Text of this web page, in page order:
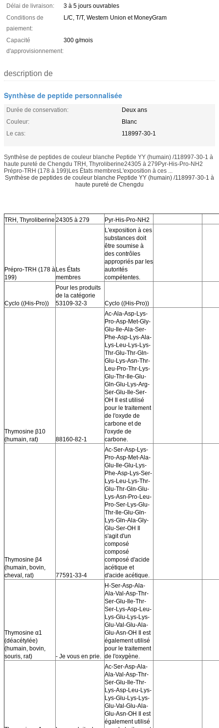
Délai de livraison:
3 à 5 jours ouvrables
Conditions de
paiement:
L/C, T/T, Western Union et MoneyGram
Capacité
d'approvisionnement:
300 g/mois
description de
Synthèse de peptide personnalisée
Durée de conservation:
Deux ans
Couleur:
Blanc
Le cas:
118997-30-1
Synthèse de peptides de couleur blanche Peptide YY (humain) /118997-30-1 à
haute pureté de Chengdu TRH, Thyroliberine24305 à 279Pyr-His-Pro-NH2
Prépro-TRH (178 à 199)Les États membresL'exposition à ces ...
Synthèse de peptides de couleur blanche Peptide YY (humain) /118997-30-1 à
haute pureté de Chengdu
TRH, Thyroliberine 24305 à 279 Pyr-His-Pro-NH2
Prépro-TRH (178 à
199)
Les États
membres
L'exposition à ces
substances doit
être soumise à
des contrôles
appropriés par les
autorités
compétentes.
Cyclo ((His-Pro))
Pour les produits
de la catégorie
53109-32-3
Cyclo ((His-Pro))
Thymosine β10
(humain, rat)
88160-82-1
Ac-Ala-Asp-Lys-
Pro-Asp-Met-Gly-
Glu-Ile-Ala-Ser-
Phe-Asp-Lys-Ala-
Lys-Leu-Lys-Lys-
Thr-Glu-Thr-Gln-
Glu-Lys-Asn-Thr-
Leu-Pro-Thr-Lys-
Glu-Thr-Ile-Glu-
Gln-Glu-Lys-Arg-
Ser-Glu-Ile-Ser-
OH Il est utilisé
pour le traitement
de l'oxyde de
carbone et de
l'oxyde de
carbone.
Thymosine β4
(humain, bovin,
cheval, rat)
77591-33-4
Ac-Ser-Asp-Lys-
Pro-Asp-Met-Ala-
Glu-Ile-Glu-Lys-
Phe-Asp-Lys-Ser-
Lys-Leu-Lys-Thr-
Glu-Thr-Gln-Glu-
Lys-Asn-Pro-Leu-
Pro-Ser-Lys-Glu-
Thr-Ile-Glu-Gln-
Lys-Gln-Ala-Gly-
Glu-Ser-OH Il
s'agit d'un
composé
composé
composé d'acide
acétique et
d'acide acétique.
Thymosine α1
(déacétylée)
(humain, bovin,
souris, rat)
- Je vous en prie.
H-Ser-Asp-Ala-
Ala-Val-Asp-Thr-
Ser-Glu-Ile-Thr-
Ser-Lys-Asp-Leu-
Lys-Glu-Lys-Lys-
Glu-Val-Glu-Ala-
Glu-Asn-OH Il est
également utilisé
pour le traitement
de l'oxygène.
Ac-Ser-Asp-Ala-
Ala-Val-Asp-Thr-
Ser-Glu-Ile-Thr-
Lys-Asp-Leu-Lys-
Lys-Glu-Lys-Lys-
Glu-Val-Glu-Ala-
Glu-Asn-OH Il est
également utilisé